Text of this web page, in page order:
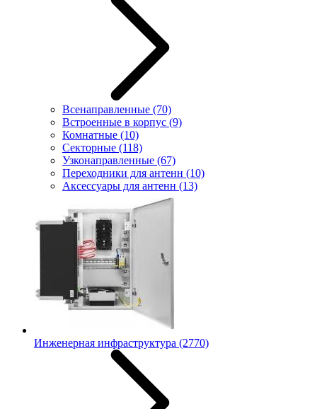
Всенаправленные (70)
Встроенные в корпус (9)
Комнатные (10)
Секторные (118)
Узконаправленные (67)
Переходники для антенн (10)
Аксессуары для антенн (13)
Инженерная инфраструктура (2770)